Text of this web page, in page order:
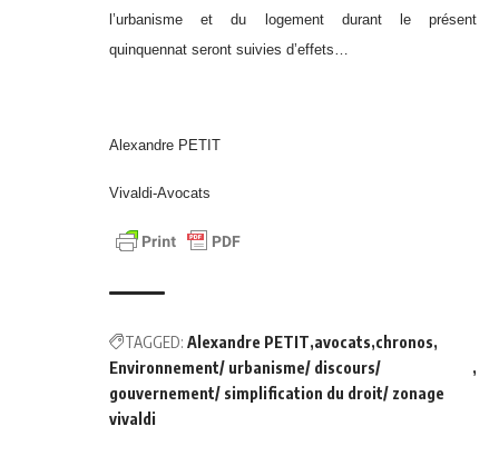
l’urbanisme et du logement durant le présent
quinquennat seront suivies d’effets…
Alexandre PETIT
Vivaldi-Avocats
TAGGED: Alexandre PETIT avocats chronos
Environnement/ urbanisme/ discours/
gouvernement/ simplification du droit/ zonage
vivaldi